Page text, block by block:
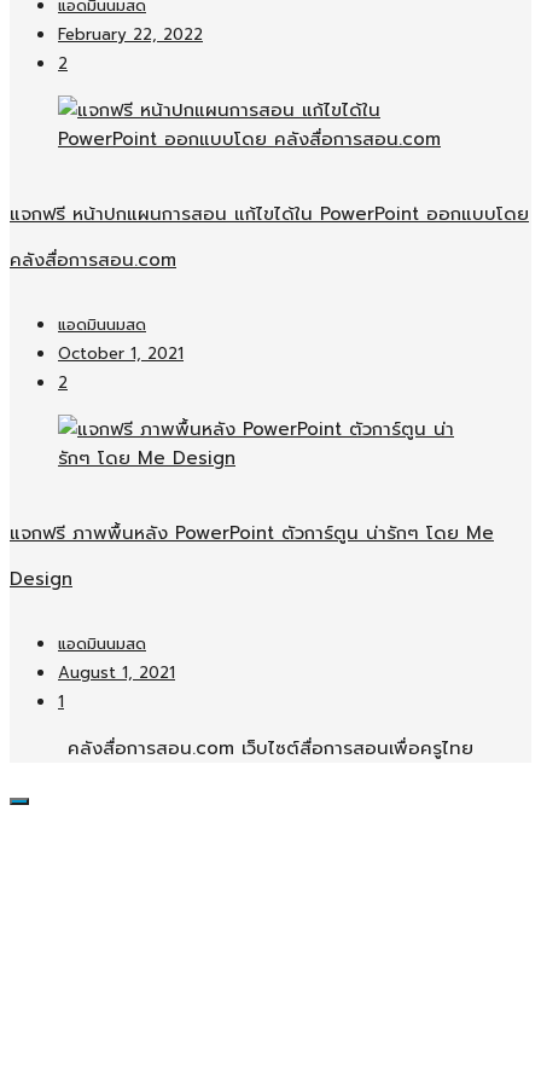
แอดมินนมสด
February 22, 2022
2
แจกฟรี หน้าปกแผนการสอน แก้ไขได้ใน PowerPoint ออกแบบโดย
คลังสื่อการสอน.com
แอดมินนมสด
October 1, 2021
2
แจกฟรี ภาพพื้นหลัง PowerPoint ตัวการ์ตูน น่ารักๆ โดย Me
Design
แอดมินนมสด
August 1, 2021
1
คลังสื่อการสอน.com เว็บไซต์สื่อการสอนเพื่อครูไทย